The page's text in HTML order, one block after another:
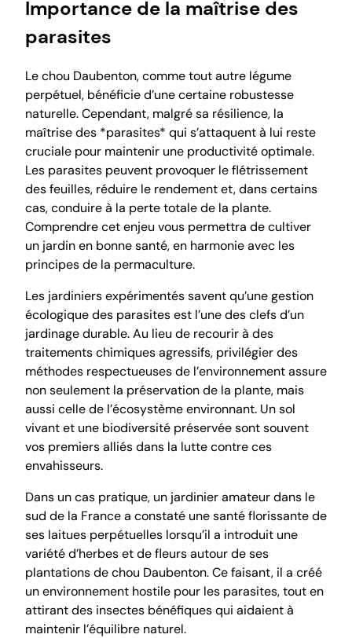
Importance de la maîtrise des
parasites
Le chou Daubenton, comme tout autre légume
perpétuel, bénéficie d’une certaine robustesse
naturelle. Cependant, malgré sa résilience, la
maîtrise des *parasites* qui s’attaquent à lui reste
cruciale pour maintenir une productivité optimale.
Les parasites peuvent provoquer le flétrissement
des feuilles, réduire le rendement et, dans certains
cas, conduire à la perte totale de la plante.
Comprendre cet enjeu vous permettra de cultiver
un jardin en bonne santé, en harmonie avec les
principes de la permaculture.
Les jardiniers expérimentés savent qu’une gestion
écologique des parasites est l’une des clefs d’un
jardinage durable. Au lieu de recourir à des
traitements chimiques agressifs, privilégier des
méthodes respectueuses de l’environnement assure
non seulement la préservation de la plante, mais
aussi celle de l’écosystème environnant. Un sol
vivant et une biodiversité préservée sont souvent
vos premiers alliés dans la lutte contre ces
envahisseurs.
Dans un cas pratique, un jardinier amateur dans le
sud de la France a constaté une santé florissante de
ses laitues perpétuelles lorsqu’il a introduit une
variété d’herbes et de fleurs autour de ses
plantations de chou Daubenton. Ce faisant, il a créé
un environnement hostile pour les parasites, tout en
attirant des insectes bénéfiques qui aidaient à
maintenir l’équilibre naturel.